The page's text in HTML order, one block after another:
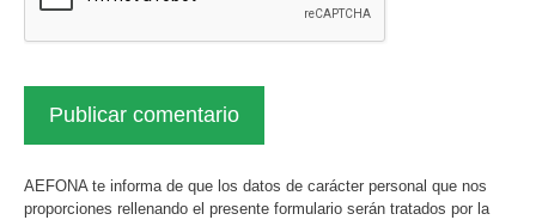
AEFONA te informa de que los datos de carácter personal que nos
proporciones rellenando el presente formulario serán tratados por la